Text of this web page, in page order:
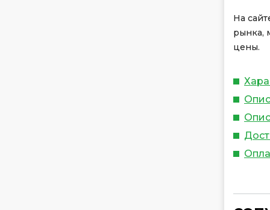
На
рынка,
цены.